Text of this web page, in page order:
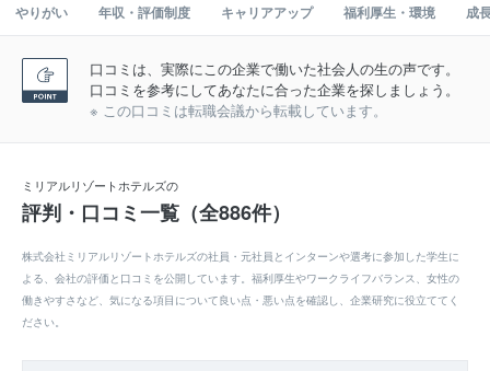
やりがい 年収・評価制度 キャリアアップ 福利厚生・環境 成
口コミは、実際にこの企業で働いた社会人の生の声です。
口コミを参考にしてあなたに合った企業を探しましょう。
※ この口コミは転職会議から転載しています。
ミリアルリゾートホテルズの
評判・口コミ一覧（全886件）
株式会社ミリアルリゾートホテルズの社員・元社員とインターンや選考に参加した学生に
よる、会社の評価と口コミを公開しています。福利厚生やワークライフバランス、女性の
働きやすさなど、気になる項目について良い点・悪い点を確認し、企業研究に役立ててく
ださい。